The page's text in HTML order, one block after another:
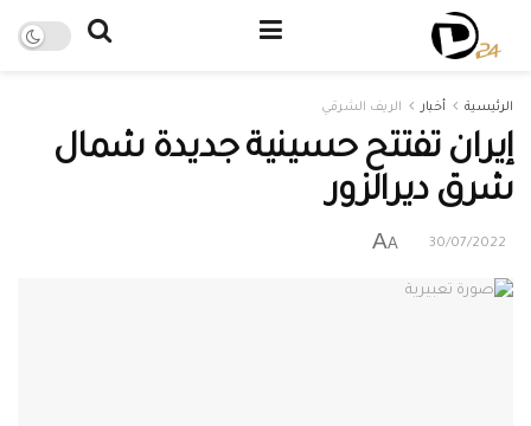
الرئيسية أخبار الريف الشرقي
إيران تفتتح حسينية جديدة شمال
شرق ديرالزور
30/07/2022
A
A